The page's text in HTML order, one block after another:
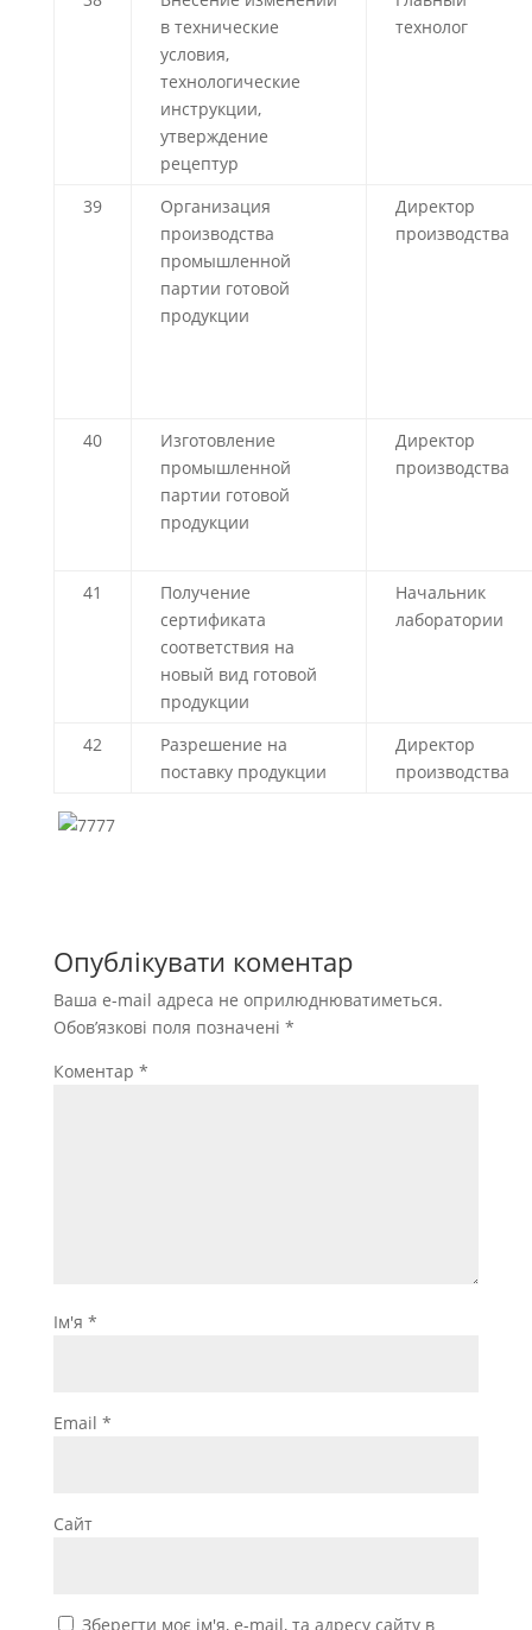
в технические
условия,
технологические
инструкции,
утверждение
рецептур
технолог
39
Организация
производства
промышленной
партии готовой
продукции
Директор
производства
40
Изготовление
промышленной
партии готовой
продукции
Директор
производства
41
Получение
сертификата
соответствия на
новый вид готовой
продукции
Начальник
лаборатории
42
Разрешение на
поставку продукции
Директор
производства
Опублікувати коментар
Ваша e-mail адреса не оприлюднюватиметься.
Обов’язкові поля позначені *
Коментар *
Ім'я *
Email *
Сайт
Зберегти моє ім'я, e-mail, та адресу сайту в